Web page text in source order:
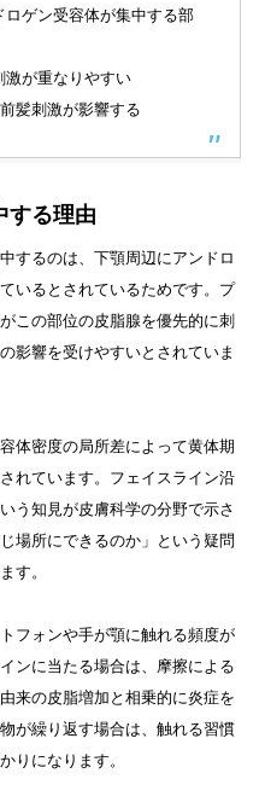
ロゲン受容体が集中する部
激が重なりやすい
髪刺激が影響する
する理由
するのは、下顎周辺にアンドロ
いるとされているためです。プ
この部位の皮脂腺を優先的に刺
影響を受けやすいとされていま
体密度の局所差によって黄体期
れています。フェイスライン沿
う知見が皮膚科学の分野で示さ
場所にできるのか」という疑問
す。
フォンや手が顎に触れる頻度が
ンに当たる場合は、摩擦による
来の皮脂増加と相乗的に炎症を
が繰り返す場合は、触れる習慣
りになります。